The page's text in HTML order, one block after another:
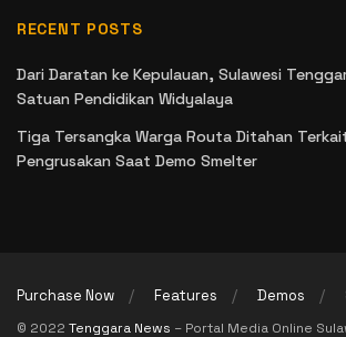
RECENT POSTS
Dari Daratan ke Kepulauan, Sulawesi
Satuan Pendidikan Widyalaya
Tiga Tersangka Warga Routa Ditahan
Pengrusakan Saat Demo Smelter
Purchase Now Features Demos
© 2022 Tenggara News – Portal Media Online